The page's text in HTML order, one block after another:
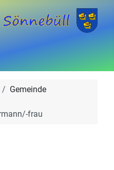
Gemeinde
frau